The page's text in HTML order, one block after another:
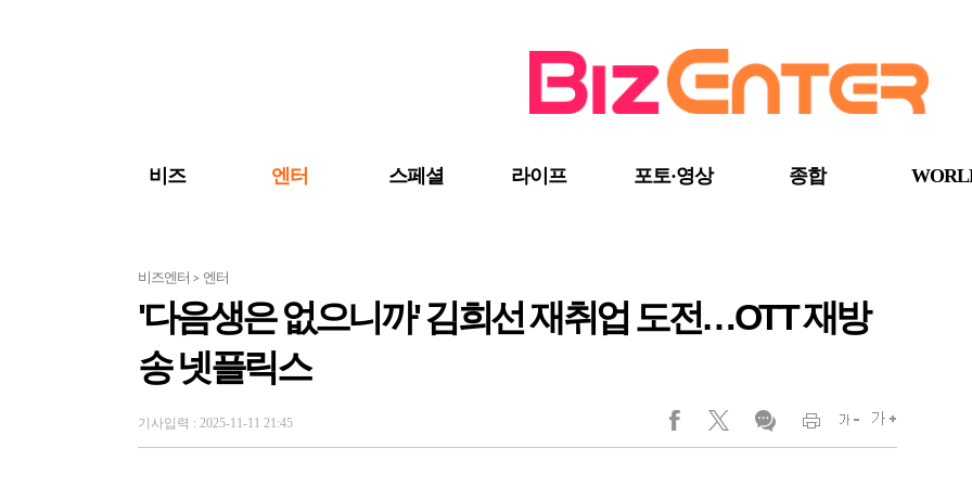
비즈 엔터 스페셜 라이프 포토·영상 종합
비즈엔터 > 엔터
'다음생은 없으니까' 김희선 재취업 도전…OTT 재방
송 넷플릭스
기사입력 : 2025-11-11 21:45